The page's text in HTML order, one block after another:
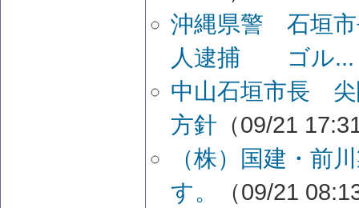
沖縄県警 石垣市
人逮捕 ゴル...
中山石垣市長 尖
方針 （09/21
（株）国建・前
す。
（09/21